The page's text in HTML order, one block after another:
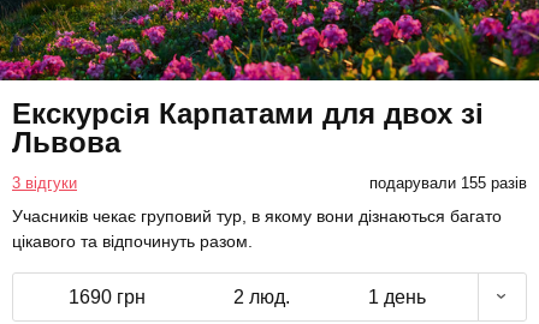
Екскурсія Карпатами для двох зі
Львова
3 відгуки подарували 155 разів
Учасників чекає груповий тур, в якому вони дізнаються багато
цікавого та відпочинуть разом.
1690 грн 2 люд. 1 день